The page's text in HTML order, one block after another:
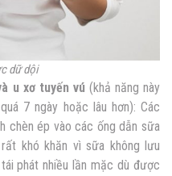
dữ dội
u xơ tuyến vú (khả năng này
7 ngày hoặc lâu hơn): Các
chèn ép vào các ống dẫn sữa
khó khăn vì sữa không lưu
phát nhiều lần mặc dù được